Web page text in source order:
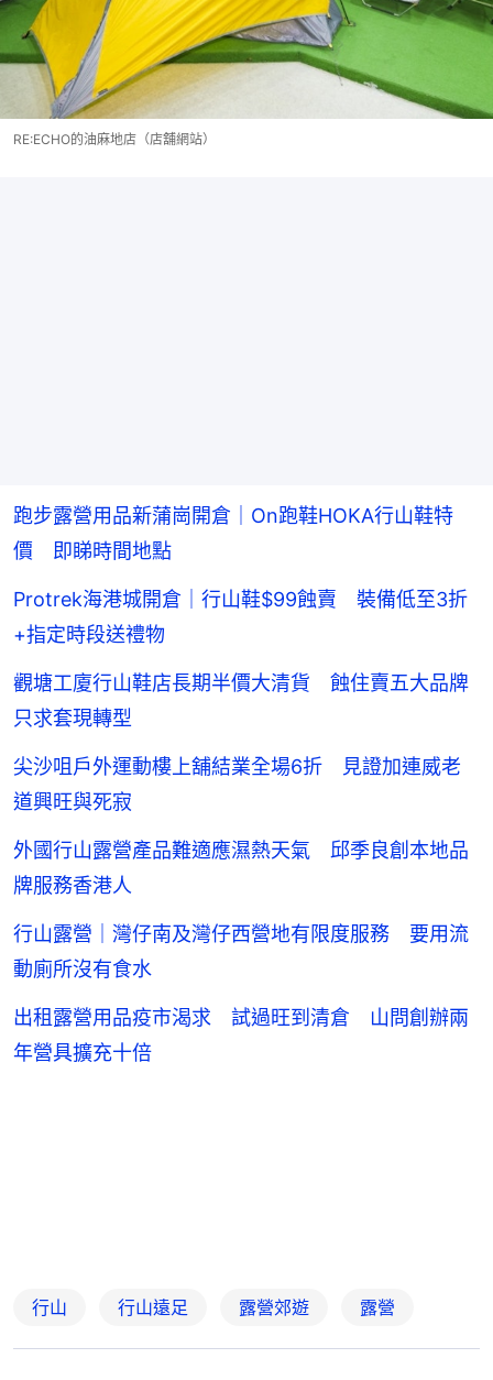
RE:ECHO的油麻地店（店舖網站）
跑步露營用品新蒲崗開倉｜On跑鞋HOKA行山鞋特
價 即睇時間地點
Protrek海港城開倉｜行山鞋$99蝕賣 裝備低至3折
+指定時段送禮物
觀塘工廈行山鞋店長期半價大清貨 蝕住賣五大品牌
只求套現轉型
尖沙咀戶外運動樓上舖結業全場6折 見證加連威老
道興旺與死寂
外國行山露營產品難適應濕熱天氣 邱季良創本地品
牌服務香港人
行山露營｜灣仔南及灣仔西營地有限度服務 要用流
動廁所沒有食水
出租露營用品疫市渴求 試過旺到清倉 山問創辦兩
年營具擴充十倍
行山 行山遠足 露營郊遊 露營